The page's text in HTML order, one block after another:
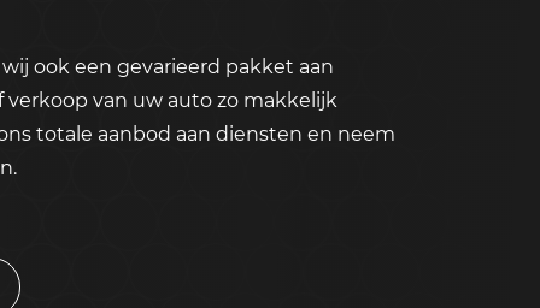
ook een gevarieerd pakket aan
verkoop van uw auto zo makkelijk
totale aanbod aan diensten en neem